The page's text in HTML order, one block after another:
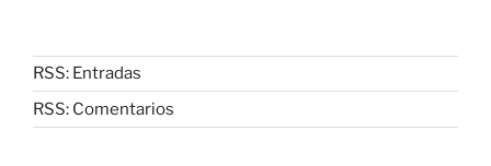
RSS: Entradas
RSS: Comentarios